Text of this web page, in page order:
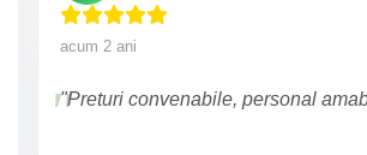
acum 2 ani
"Preturi convenabile, personal